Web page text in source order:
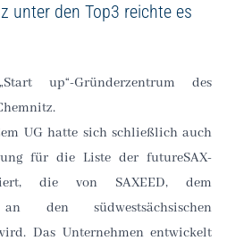
unter den Top3 reichte es
des
UG hatte sich schließlich auch
die von SAXEED, dem
an den südwestsächsischen
Das Unternehmen entwickelt